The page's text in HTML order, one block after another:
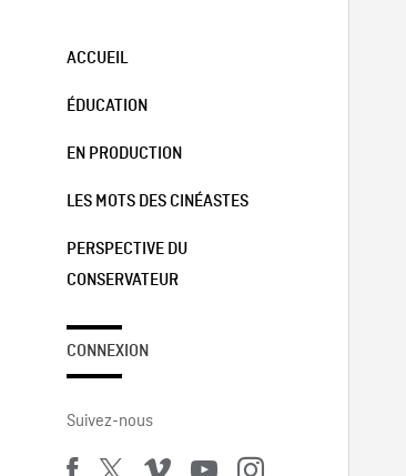
ACCUEIL
ÉDUCATION
EN PRODUCTION
LES MOTS DES CINÉASTES
PERSPECTIVE DU
CONSERVATEUR
CONNEXION
Suivez-nous